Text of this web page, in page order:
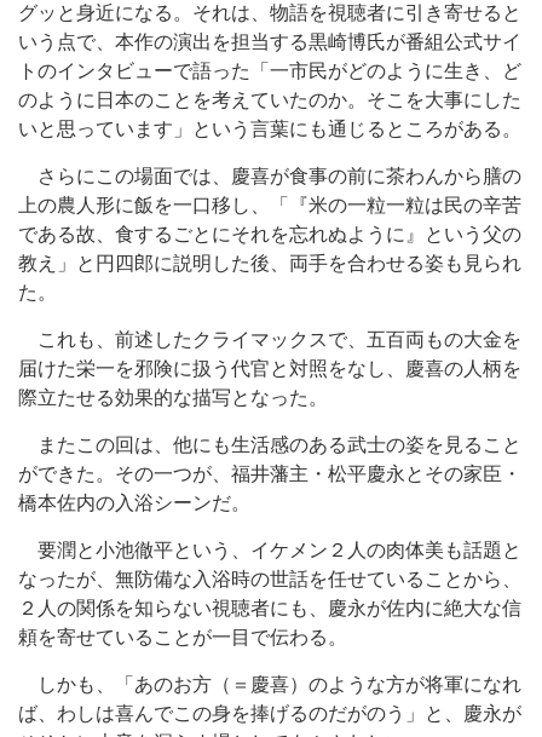
グッと身近になる。それは、物語を視聴者に引き寄せると
いう点で、本作の演出を担当する黒崎博氏が番組公式サイ
トのインタビューで語った「一市民がどのように生き、ど
のように日本のことを考えていたのか。そこを大事にした
いと思っています」という言葉にも通じるところがある。
さらにこの場面では、慶喜が食事の前に茶わんから膳の
上の農人形に飯を一口移し、「『米の一粒一粒は民の辛苦
である故、食するごとにそれを忘れぬように』という父の
教え」と円四郎に説明した後、両手を合わせる姿も見られ
た。
これも、前述したクライマックスで、五百両もの大金を
届けた栄一を邪険に扱う代官と対照をなし、慶喜の人柄を
際立たせる効果的な描写となった。
またこの回は、他にも生活感のある武士の姿を見ること
ができた。その一つが、福井藩主・松平慶永とその家臣・
橋本佐内の入浴シーンだ。
要潤と小池徹平という、イケメン２人の肉体美も話題と
なったが、無防備な入浴時の世話を任せていることから、
２人の関係を知らない視聴者にも、慶永が佐内に絶大な信
頼を寄せていることが一目で伝わる。
しかも、「あのお方（＝慶喜）のような方が将軍になれ
ば、わしは喜んでこの身を捧げるのだがのう」と、慶永が